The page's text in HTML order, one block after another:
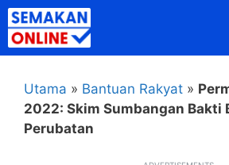
Skip
to
content
Utama » Bantuan Rakyat »
2022: Skim Sumbangan Bakti
Perubatan